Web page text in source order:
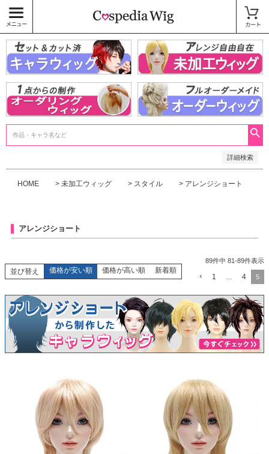
詳細検索
〜
商品タグ
キャラウィッグ
未加工ウィッグ
ベースウィッグ
衣装
SALE中
HOME 未加工ウィッグ スタイル アレンジショート
アレンジショート
並び替え 価格が安い順 価格が高い順 新着順
89件中 81 -89件表示
1 4 5